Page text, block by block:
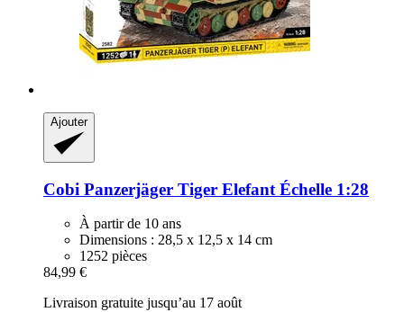
Ajouter
Cobi Panzerjäger Tiger Elefant Échelle 1:28
À partir de 10 ans
Dimensions : 28,5 x 12,5 x 14 cm
1252 pièces
84,99 €
Livraison gratuite jusqu’au 17 août